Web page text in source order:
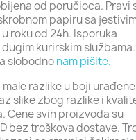
od poručioca. Pravi
papiru sa
roku od 24h. Isporuka
kurirskim
slobodnonam pišite.
razlike u boji
slike zbog razlike i
Cene svih proizvoda su
bez troškova dostave.